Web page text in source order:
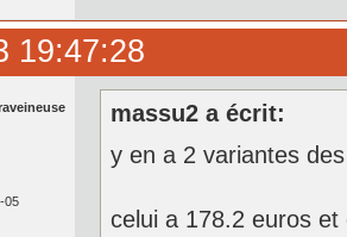
19:47:28
05
massu2 a écrit:
y en a 2 variantes
celui a 178.2 euros et